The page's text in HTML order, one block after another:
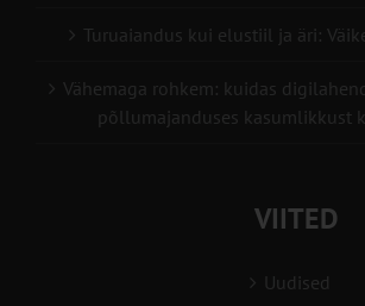
Turuaiandus kui elustiil ja äri:
Vähemaga rohkem: kuidas
põllumajanduses kasumlikkust
VIITED
Uudised